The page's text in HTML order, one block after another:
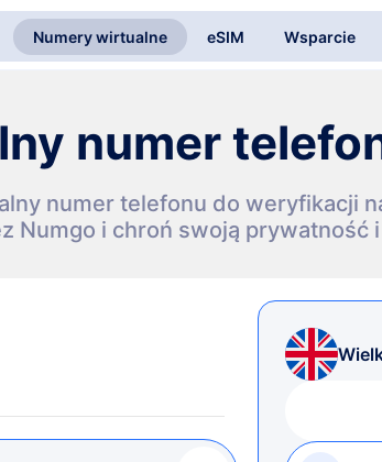
Numery wirtualne eSIM Wsparcie
numer
numer telefonu do weryfikacji
Numgo i chroń swoją prywatność